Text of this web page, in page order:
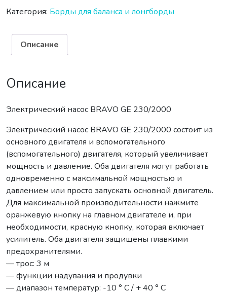
Категория: Борды для баланса и лонгборды
Описание
Описание
Электрический насос BRAVO GE 230/2000
Электрический насос BRAVO GE 230/2000 состоит из
основного двигателя и вспомогательного
(вспомогательного) двигателя, который увеличивает
мощность и давление. Оба двигателя могут работать
одновременно с максимальной мощностью и
давлением или просто запускать основной двигатель.
Для максимальной производительности нажмите
оранжевую кнопку на главном двигателе и, при
необходимости, красную кнопку, которая включает
усилитель. Оба двигателя защищены плавкими
предохранителями.
— трос: 3 м
— функции надувания и продувки
— диапазон температур: -10 ° C / + 40 ° C